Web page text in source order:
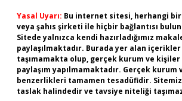
Yasal Uyarı: Bu internet sitesi, herhangi
veya şahıs şirketi ile hiçbir bağlantısı
Sitede yalnızca kendi hazırladığımız
paylaşılmaktadır. Burada yer alan
taşımamakta olup, gerçek kurum ve kişiler
paylaşım yapılmamaktadır. Gerçek
benzerlikleri tamamen tesadüfidir.
taslak halindedir ve tavsiye niteliği